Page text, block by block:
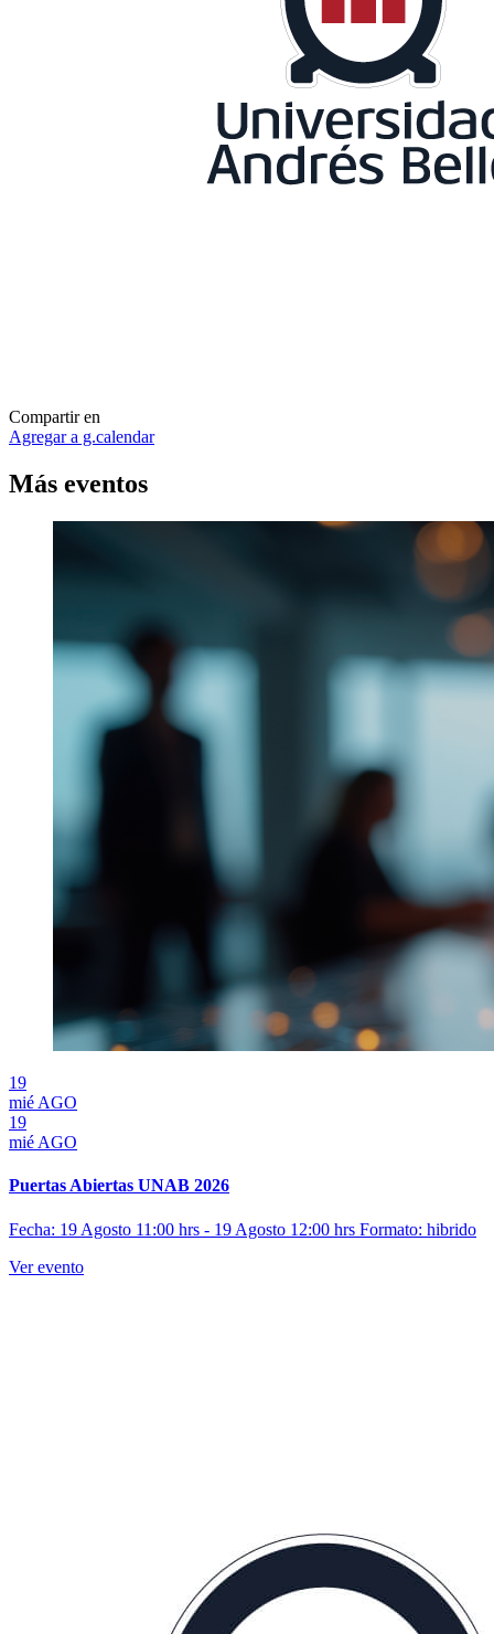
Compartir en
Agregar a g.calendar
Más eventos
19
mié AGO
19
mié AGO
Puertas Abiertas UNAB 2026
Fecha: 19 Agosto 11:00 hrs - 19 Agosto 12:00 hrs Formato: hibrido
Ver evento